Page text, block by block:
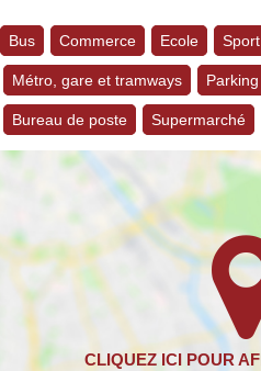
Bus Commerce Ecole Sport
Métro, gare et tramways Parking
Bureau de poste Supermarché